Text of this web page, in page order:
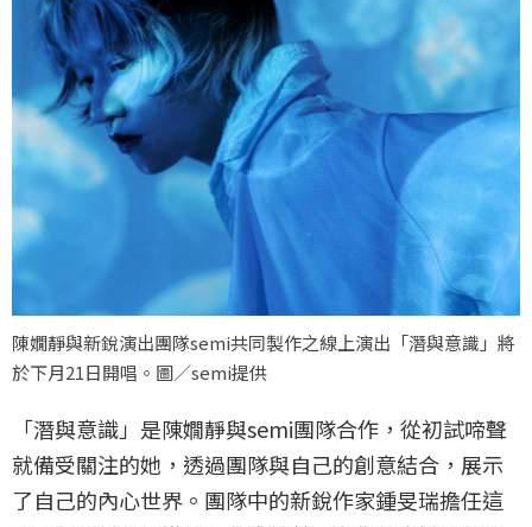
陳嫺靜與新銳演出團隊semi共同製作之線上演出「潛與意識」將
於下月21日開唱。圖／semi提供
「潛與意識」是陳嫺靜與semi團隊合作，從初試啼聲
就備受關注的她，透過團隊與自己的創意結合，展示
了自己的內心世界。團隊中的新銳作家鍾旻瑞擔任這